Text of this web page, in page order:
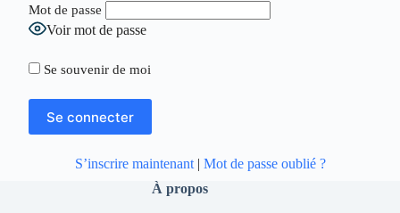
Mot de passe
Voir mot de passe
Se souvenir de moi
S’inscrire maintenant| Mot de passe oublié ?
À propos